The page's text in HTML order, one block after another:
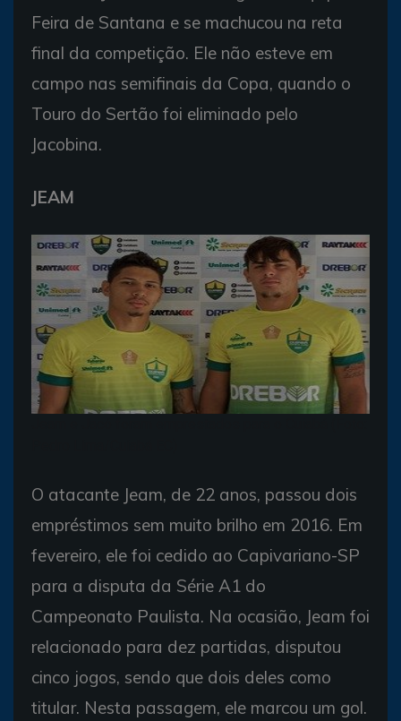
Feira de Santana e se machucou na reta
final da competição. Ele não esteve em
campo nas semifinais da Copa, quando o
Touro do Sertão foi eliminado pelo
Jacobina.
JEAM
O atacante Jeam, de 22 anos, passou dois
empréstimos sem muito brilho em 2016. Em
fevereiro, ele foi cedido ao Capivariano-SP
para a disputa da Série A1 do
Campeonato Paulista. Na ocasião, Jeam foi
relacionado para dez partidas, disputou
cinco jogos, sendo que dois deles como
titular. Nesta passagem, ele marcou um gol.